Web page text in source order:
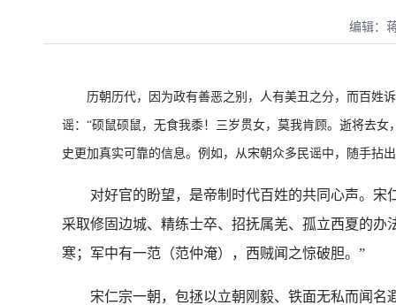
编辑：
历朝历代，因为政有善恶之别，人有美丑之分，而百姓诉
谣：“硕鼠硕鼠，无食我黍！三岁贯女，莫我肯顾。逝将去
史更加真实可靠的信息。例如，从宋朝众多民谣中，随手拈
对好官的盼望，是帝制时代百姓的共同心声。宋
采取修固边城、精练士卒、招抚属羌、孤立西夏的
寒；军中有一范（范仲淹），西贼闻之惊破胆。”
宋仁宗一朝，包拯以立朝刚毅、铁面无私而闻名遐